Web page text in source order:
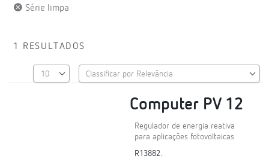
Série limpa
1 RESULTADOS
Computer PV 12
Regulador de energia reativa
para aplicações fotovoltaicas
R13882.